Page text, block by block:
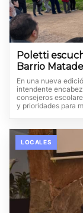
Poletti
Barrio
En una nueva
intendente
consejeros
y prioridades para
LOCALES